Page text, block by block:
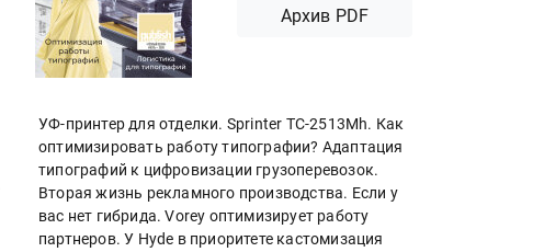
Архив PDF
УФ-принтер для отделки. Sprinter ТС-2513Mh. Как
оптимизировать работу типографии? Адаптация
типографий к цифровизации грузоперевозок.
Вторая жизнь рекламного производства. Если у
вас нет гибрида. Vorey оптимизирует работу
партнеров. У Hyde в приоритете кастомизация